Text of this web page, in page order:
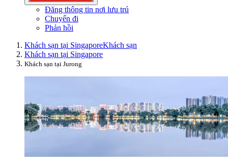
Đăng thông tin nơi lưu trú
Chuyến đi
Phản hồi
Khách sạn tại SingaporeKhách sạn
Khách sạn tại Singapore
Khách sạn tại Jurong